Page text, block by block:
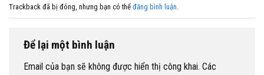
Trackback đã bị đóng, nhưng bạn có thể đăng bình luận
Để lại một bình luận
Email của bạn sẽ không được hiển thị công khai. Các